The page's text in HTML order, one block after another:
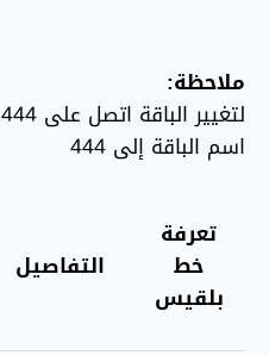
ملاحظة:
اسم الباقة إلى 444
التفاصيل
تعرفة
خط
بلقيس